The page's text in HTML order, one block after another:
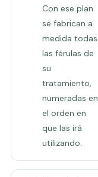
Con ese plan
se fabrican a
medida todas
las férulas de
su
tratamiento,
numeradas en
el orden en
que las irá
utilizando.